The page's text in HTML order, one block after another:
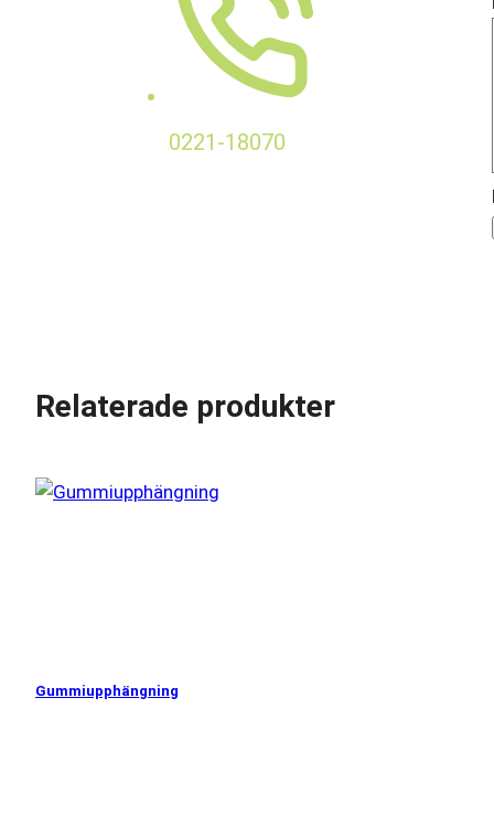
0221-18070
Relaterade produkter
Gummiupphängning